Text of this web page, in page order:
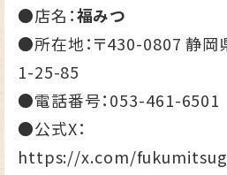
●店名：福みつ
●所在地：〒430-0807 静岡
1-25-85
●電話番号：053-461-6501
●公式X：
https://x.com/